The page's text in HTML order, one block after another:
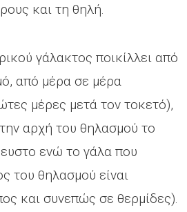
και τη θηλή.
γάλακτος ποικίλλει από
από μέρα σε μέρα
μέρες μετά τον τοκετό),
αρχή του θηλασμού το
ενώ το γάλα που
του θηλασμού είναι
και συνεπώς σε θερμίδες).